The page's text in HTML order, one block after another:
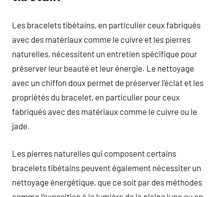
Les bracelets tibétains, en particulier ceux fabriqués
avec des matériaux comme le cuivre et les pierres
naturelles, nécessitent un entretien spécifique pour
préserver leur beauté et leur énergie. Le nettoyage
avec un chiffon doux permet de préserver l’éclat et les
propriétés du bracelet, en particulier pour ceux
fabriqués avec des matériaux comme le cuivre ou le
jade.
Les pierres naturelles qui composent certains
bracelets tibétains peuvent également nécessiter un
nettoyage énergétique, que ce soit par des méthodes